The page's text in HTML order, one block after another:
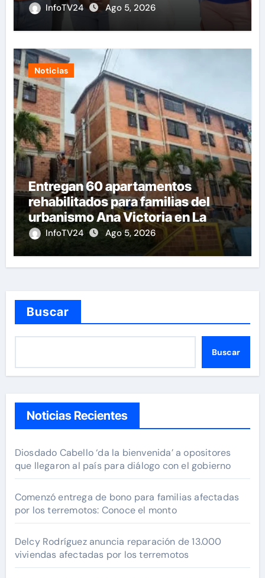
InfoTV24 Ago 5, 2026
Noticias
Entregan 60 apartamentos
rehabilitados para familias del
urbanismo Ana Victoria en La
Guaira
InfoTV24 Ago 5, 2026
Buscar
Buscar
Noticias Recientes
Diosdado Cabello ‘da la bienvenida’ a opositores
que llegaron al país para diálogo con el gobierno
Comenzó entrega de bono para familias afectadas
por los terremotos: Conoce el monto
Delcy Rodríguez anuncia reparación de 13.000
viviendas afectadas por los terremotos